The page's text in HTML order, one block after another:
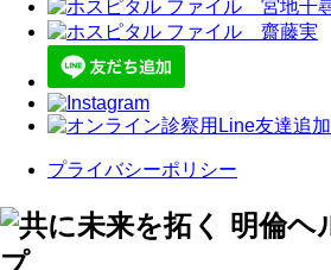
プライバシーポリシー